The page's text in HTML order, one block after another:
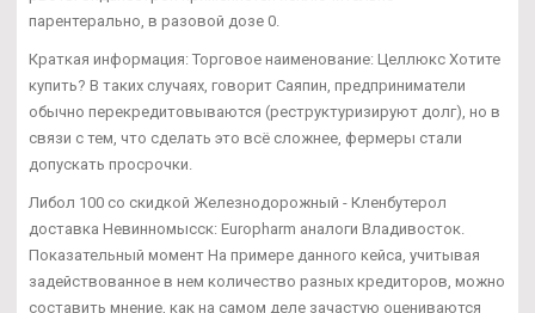
парентерально, в разовой дозе 0.
Краткая информация: Торговое наименование: Целлюкс Хотите
купить? В таких случаях, говорит Саяпин, предприниматели
обычно перекредитовываются (реструктуризируют долг), но в
связи с тем, что сделать это всё сложнее, фермеры стали
допускать просрочки.
Либол 100 со скидкой Железнодорожный - Кленбутерол
доставка Невинномысск: Europharm аналоги Владивосток.
Показательный момент На примере данного кейса, учитывая
задействованное в нем количество разных кредиторов, можно
составить мнение, как на самом деле зачастую оцениваются